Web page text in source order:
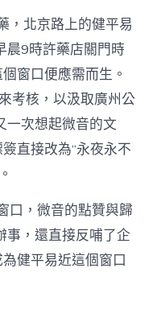
，北京路上的健平易
晨9時許藥店關門時
窗口便應需而生。
考核，以汲取廣州公
一次想起微音的文
直接改為“永夜永不
口，微音的點贊與歸
事，還直接反哺了企
健平易近這個窗口